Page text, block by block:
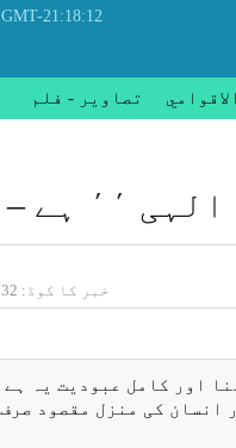
GMT-21:18:12
تصاوير - فلم
خبر کا کوڈ:
اور كامل عبوديت یہ
انسان كی منزل مقصود صرف